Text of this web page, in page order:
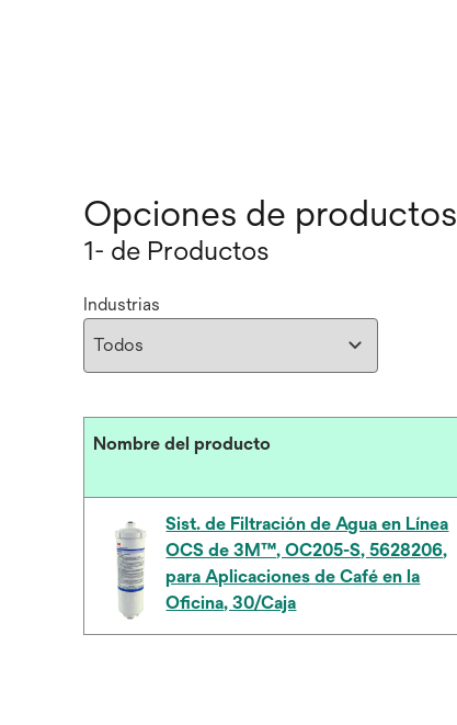
Opciones de productos
1- de Productos
Industrias
Nombre del producto
Sist. de Filtración de Agua en Línea
OCS de 3M™, OC205-S, 5628206,
para Aplicaciones de Café en la
Oficina, 30/Caja